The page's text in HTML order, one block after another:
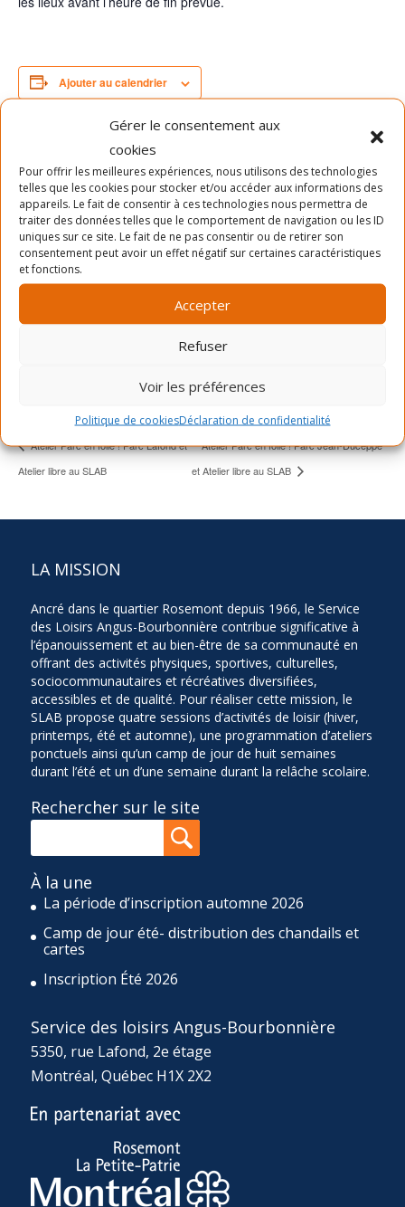
Gérer le consentement aux
cookies
Pour offrir les meilleures expériences, nous utilisons des technologies
telles que les cookies pour stocker et/ou accéder aux informations des
appareils. Le fait de consentir à ces technologies nous permettra de
traiter des données telles que le comportement de navigation ou les ID
uniques sur ce site. Le fait de ne pas consentir ou de retirer son
consentement peut avoir un effet négatif sur certaines caractéristiques
et fonctions.
Accepter
Refuser
Voir les préférences
Politique de cookiesDéclaration de confidentialité
Ajouter au calendrier
Date :
24 mai 2020
Heure :
11h00 - 12h00
Prix :
Atelier Parc en folie ! Parc Lafond et
Atelier libre au SLAB
Atelier Parc en folie ! Parc Jean-Duceppe
et Atelier libre au SLAB
LA MISSION
Ancré dans le quartier Rosemont depuis 1966, le Service
des Loisirs Angus-Bourbonnière contribue significative à
l’épanouissement et au bien-être de sa communauté en
offrant des activités physiques, sportives, culturelles,
sociocommunautaires et récréatives diversifiées,
accessibles et de qualité. Pour réaliser cette mission, le
SLAB propose quatre sessions d’activités de loisir (hiver,
printemps, été et automne), une programmation d’ateliers
ponctuels ainsi qu’un camp de jour de huit semaines
durant l’été et un d’une semaine durant la relâche scolaire.
Rechercher sur le site
À la une
La période d’inscription automne 2026
Camp de jour été- distribution des chandails et
cartes
Inscription Été 2026
Service des loisirs Angus-Bourbonnière
5350, rue Lafond, 2e étage
Montréal, Québec H1X 2X2